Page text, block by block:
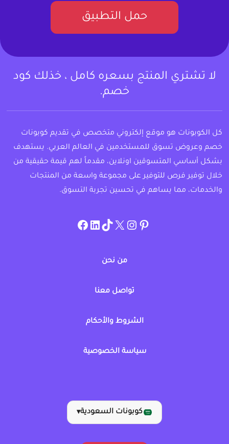
حمل التطبيق
لا تشتري المنتج بسعره كامل ، خذلك كود
خصم.
كل الكوبونات هو موقع إلكتروني متخصص في تقديم كوبونات
خصم وعروض تسوق للمستخدمين في العالم العربي. يستهدف
بشكل أساسي المتسوقين اونلاين، مقدماً لهم قيمة حقيقية من
خلال توفير فرص للتوفير على مجموعة واسعة من المنتجات
والخدمات، مما يساهم في تحسين تجربة التسوق.
pinterest
allcouponat
twitter
TikTok
linkedin
facebook
من نحن
تواصل معنا
الشروط والأحكام
سياسة الخصوصية
كوبونات السعودية▾